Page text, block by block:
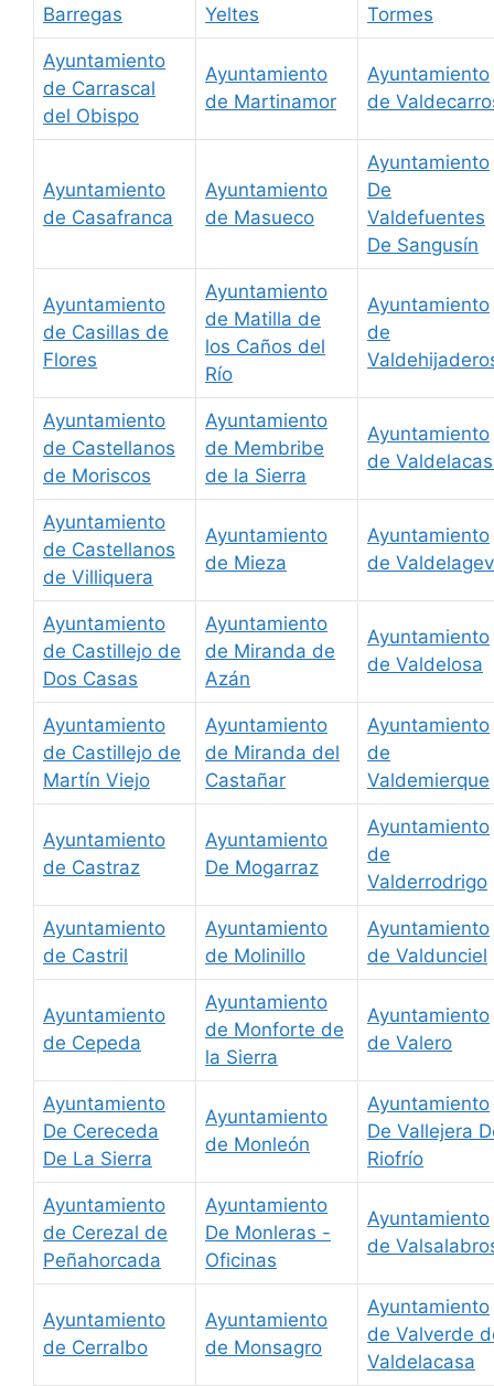
Barregas
Yeltes
Tormes
Ayuntamiento
de Carrascal
del Obispo
Ayuntamiento
de Martinamor
Ayuntamiento
de
Ayuntamiento
de Casafranca
Ayuntamiento
de Masueco
Ayuntamiento
De
Valdefuentes
De Sangusín
Ayuntamiento
de Casillas de
Flores
Ayuntamiento
de Matilla de
los Caños del
Río
Ayuntamiento
de
Ayuntamiento
de Castellanos
de Moriscos
Ayuntamiento
de Membribe
de la Sierra
Ayuntamiento
de
Ayuntamiento
de Castellanos
de Villiquera
Ayuntamiento
de Mieza
Ayuntamiento
de
Ayuntamiento
de Castillejo de
Dos Casas
Ayuntamiento
de Miranda de
Azán
Ayuntamiento
de Valdelosa
Ayuntamiento
de Castillejo de
Martín Viejo
Ayuntamiento
de Miranda del
Castañar
Ayuntamiento
de
Valdemierque
Ayuntamiento
de Castraz
Ayuntamiento
De Mogarraz
Ayuntamiento
de
Valderrodrigo
Ayuntamiento
de Castril
Ayuntamiento
de Molinillo
Ayuntamiento
de Valdunciel
Ayuntamiento
de Cepeda
Ayuntamiento
de Monforte de
la Sierra
Ayuntamiento
de Valero
Ayuntamiento
De Cereceda
De La Sierra
Ayuntamiento
de Monleón
Ayuntamiento
De Vallejera
Riofrío
Ayuntamiento
de Cerezal de
Peñahorcada
Ayuntamiento
De Monleras -
Oficinas
Ayuntamiento
de
Ayuntamiento
de Cerralbo
Ayuntamiento
de Monsagro
Ayuntamiento
de Valverde
Valdelacasa